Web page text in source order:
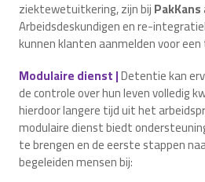
ziektewetuitkering, zijn bijPakKans
Arbeidsdeskundigen en re-
kunnen klanten aanmelden voor
Modulaire dienst |Detentie kan
de controle over hun leven volledig
hierdoor langere tijd uit het
modulaire dienst biedt
te brengen en de eerste stappen
begeleiden mensen bij: